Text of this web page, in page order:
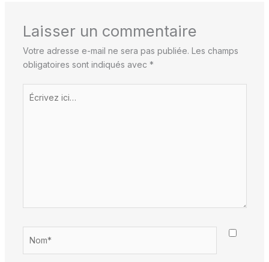
Laisser un commentaire
Votre adresse e-mail ne sera pas publiée. Les champs
obligatoires sont indiqués avec *
Écrivez
ici…